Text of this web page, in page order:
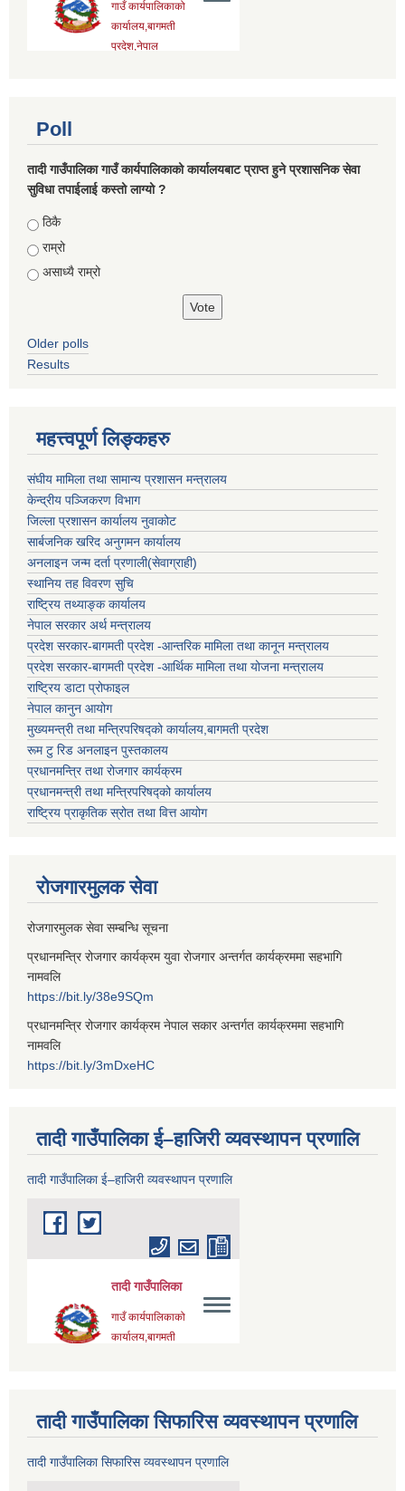
Poll
तादी गाउँपालिका गाउँ कार्यपालिकाको कार्यालयबाट प्राप्त हुने प्रशासनिक सेवा
सुविधा तपाईलाई कस्तो लाग्यो ?
Choices
ठिकै
राम्रो
असाध्यै राम्रो
Older polls
Results
महत्त्वपूर्ण लिङ्कहरु
संघीय मामिला तथा सामान्य प्रशासन मन्त्रालय
केन्द्रीय पञ्जिकरण विभाग
जिल्ला प्रशासन कार्यालय नुवाकोट
सार्बजनिक खरिद अनुगमन कार्यालय
अनलाइन जन्म दर्ता प्रणाली(सेवाग्राही)
स्थानिय तह विवरण सुचि
राष्ट्रिय तथ्याङ्क कार्यालय
नेपाल सरकार अर्थ मन्त्रालय
प्रदेश सरकार-बागमती प्रदेश -आन्तरिक मामिला तथा कानून मन्त्रालय
प्रदेश सरकार-बागमती प्रदेश -आर्थिक मामिला तथा योजना मन्त्रालय
राष्ट्रिय डाटा प्रोफाइल
नेपाल कानुन आयोग
मुख्यमन्त्री तथा मन्त्रिपरिषद्को कार्यालय,बागमती प्रदेश
रूम टु रिड अनलाइन पुस्तकालय
प्रधानमन्त्रि तथा रोजगार कार्यक्रम
प्रधानमन्त्री तथा मन्त्रिपरिषद्को कार्यालय
राष्ट्रिय प्राकृतिक स्रोत तथा वित्त आयोग
रोजगारमुलक सेवा
रोजगारमुलक सेवा सम्बन्धि सूचना
प्रधानमन्त्रि रोजगार कार्यक्रम युवा रोजगार अन्तर्गत कार्यक्रममा सहभागि
नामवलि
https://bit.ly/38e9SQm
प्रधानमन्त्रि रोजगार कार्यक्रम नेपाल सकार अन्तर्गत कार्यक्रममा सहभागि
नामवलि
https://bit.ly/3mDxeHC
तादी गाउँपालिका ई–हाजिरी व्यवस्थापन प्रणालि
तादी गाउँपालिका ई–हाजिरी व्यवस्थापन प्रणालि
तादी गाउँपालिका सिफारिस व्यवस्थापन प्रणालि
तादी गाउँपालिका सिफारिस व्यवस्थापन प्रणालि